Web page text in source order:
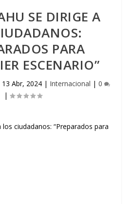
SE DIRIGE A
PARA
ESCENARIO”
13 Abr, 2024| Internacional | 0
|